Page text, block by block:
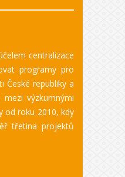
centralizace
programy pro
České republiky a
výzkumnými
od roku 2010, kdy
třetina projektů